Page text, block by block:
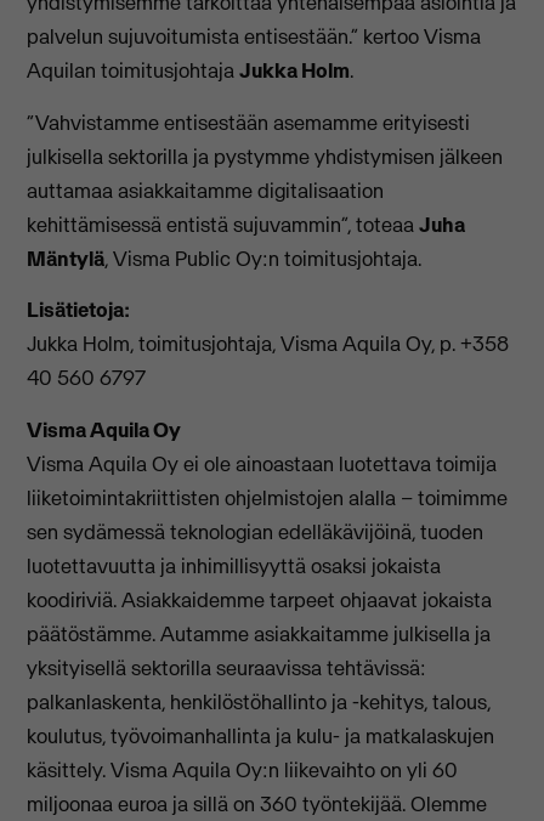
palvelun sujuvoitumista entisestään.” kertoo Visma
Aquilan toimitusjohtajaJukka Holm.
“Vahvistamme entisestään asemamme erityisesti
julkisella sektorilla ja pystymme yhdistymisen jälkeen
auttamaa asiakkaitamme digitalisaation
kehittämisessä entistä sujuvammin”, toteaaJuha
Mäntylä, Visma Public Oy:n toimitusjohtaja.
Lisätietoja:
Jukka Holm, toimitusjohtaja, Visma Aquila Oy, p. +358
40 560 6797
Visma Aquila Oy
Visma Aquila Oy ei ole ainoastaan luotettava toimija
liiketoimintakriittisten ohjelmistojen alalla – toimimme
sen sydämessä teknologian edelläkävijöinä, tuoden
luotettavuutta ja inhimillisyyttä osaksi jokaista
koodiriviä. Asiakkaidemme tarpeet ohjaavat jokaista
päätöstämme. Autamme asiakkaitamme julkisella ja
yksityisellä sektorilla seuraavissa tehtävissä:
palkanlaskenta, henkilöstöhallinto ja -kehitys, talous,
koulutus, työvoimanhallinta ja kulu- ja matkalaskujen
käsittely. Visma Aquila Oy:n liikevaihto on yli 60
miljoonaa euroa ja sillä on 360 työntekijää. Olemme